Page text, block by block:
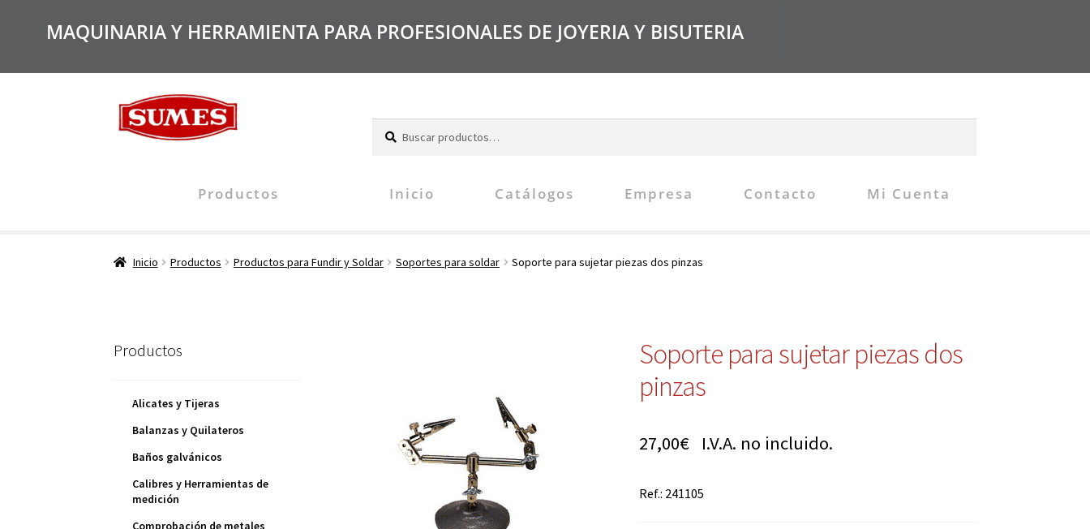
MAQUINARIA Y HERRAMIENTA PARA PROFESIONALES DE JOYERIA Y BISUTERIA
Productos Inicio Catálogos Empresa Contacto Mi Cuenta
Inicio Productos Productos para Fundir y Soldar Soportes para soldar Soporte para sujetar piezas dos pinzas
Soporte para sujetar piezas dos
pinzas
27,00€I.V.A. no incluido.
Ref.: 241105
Productos
Alicates y Tijeras
Balanzas y Quilateros
Baños galvánicos
Calibres y Herramientas de
medición
Comprobación de metales